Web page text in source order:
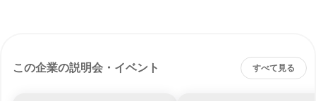
この企業の説明会・イベント すべて見る